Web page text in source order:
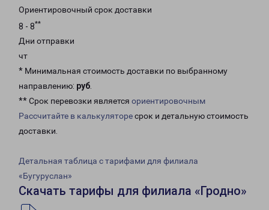
Ориентировочный срок доставки
8 - 8**
Дни отправки
чт
* Минимальная стоимость доставки по выбранному
направлению: руб.
** Срок перевозки является ориентировочным
Рассчитайте в калькуляторесрок и детальную стоимость
доставки.
Детальная таблица с тарифами для филиала
«Бугуруслан»
Скачать тарифы для филиала «Гродно»